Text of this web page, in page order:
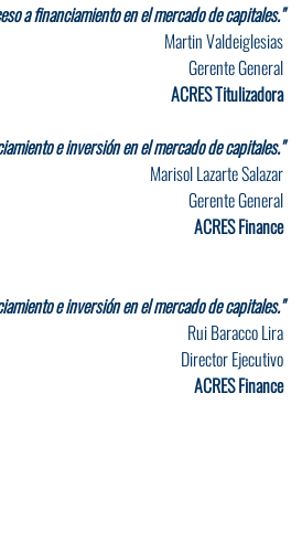
a financiamiento en el mercado de capitales."
Martin Valdeiglesias
Gerente General
ACRES Titulizadora
e inversión en el mercado de capitales."
Marisol Lazarte Salazar
Gerente General
ACRES Finance
e inversión en el mercado de capitales."
Rui Baracco Lira
Director Ejecutivo
ACRES Finance